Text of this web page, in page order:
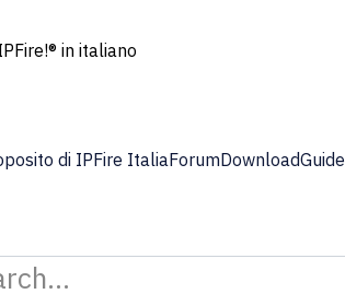
in italiano
di IPFire ItaliaForumDownloadGuide